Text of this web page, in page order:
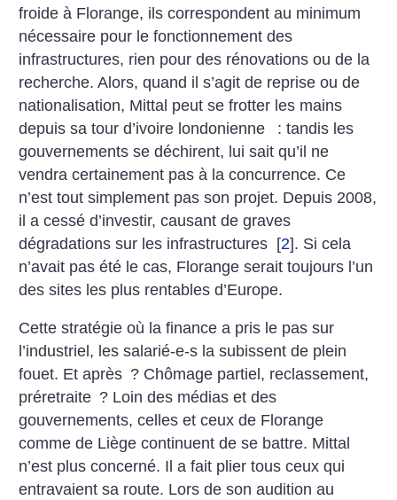
froide à Florange, ils correspondent au minimum
nécessaire pour le fonctionnement des
infrastructures, rien pour des rénovations ou de la
recherche. Alors, quand il s’agit de reprise ou de
nationalisation, Mittal peut se frotter les mains
depuis sa tour d’ivoire londonienne : tandis les
gouvernements se déchirent, lui sait qu’il ne
vendra certainement pas à la concurrence. Ce
n’est tout simplement pas son projet. Depuis 2008,
il a cessé d’investir, causant de graves
dégradations sur les infrastructures [2]. Si cela
n’avait pas été le cas, Florange serait toujours l’un
des sites les plus rentables d’Europe.
Cette stratégie où la finance a pris le pas sur
l’industriel, les salarié-e-s la subissent de plein
fouet. Et après ? Chômage partiel, reclassement,
préretraite ? Loin des médias et des
gouvernements, celles et ceux de Florange
comme de Liège continuent de se battre. Mittal
n’est plus concerné. Il a fait plier tous ceux qui
entravaient sa route. Lors de son audition au